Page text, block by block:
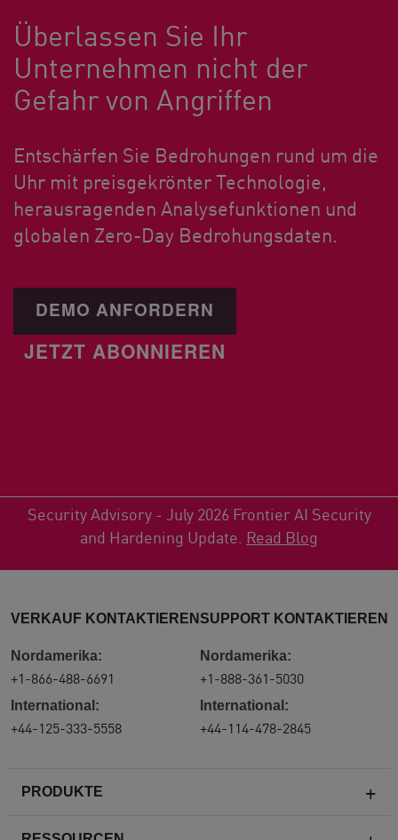
Überlassen Sie Ihr
Unternehmen nicht der
Gefahr von Angriffen
Entschärfen Sie Bedrohungen rund um die
Uhr mit preisgekrönter Technologie,
herausragenden Analysefunktionen und
globalen Zero-Day Bedrohungsdaten.
DEMO ANFORDERN
JETZT ABONNIEREN
Security Advisory - July 2026 Frontier AI Security
and Hardening Update. Read Blog
PRODUKTE
VERKAUF KONTAKTIEREN
Nordamerika:
+1-866-488-6691
International:
+44-125-333-5558
SUPPORT KONTAKTIEREN
Nordamerika:
+1-888-361-5030
International:
+44-114-478-2845